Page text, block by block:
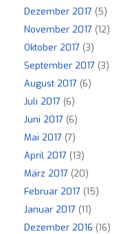
Dezember 2017 (5)
November 2017 (12)
Oktober 2017 (3)
September 2017 (3)
August 2017 (6)
Juli 2017 (6)
Juni 2017 (6)
Mai 2017 (7)
April 2017 (13)
März 2017 (20)
Februar 2017 (15)
Januar 2017 (11)
Dezember 2016 (16)